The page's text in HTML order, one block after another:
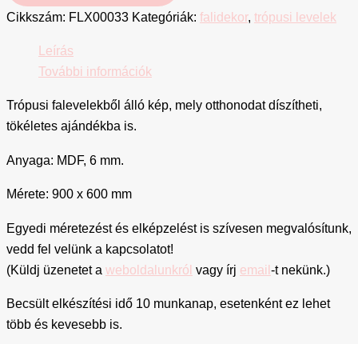
Cikkszám: FLX00033 Kategóriák: falidekor, trópusi levelek
Leírás
További információk
Trópusi falevelekből álló kép, mely otthonodat díszítheti,
tökéletes ajándékba is.
Anyaga: MDF, 6 mm.
Mérete: 900 x 600 mm
Egyedi méretezést és elképzelést is szívesen megvalósítunk,
vedd fel velünk a kapcsolatot!
(Küldj üzenetet a weboldalunkról vagy írj email-t nekünk.)
Becsült elkészítési idő 10 munkanap, esetenként ez lehet
több és kevesebb is.